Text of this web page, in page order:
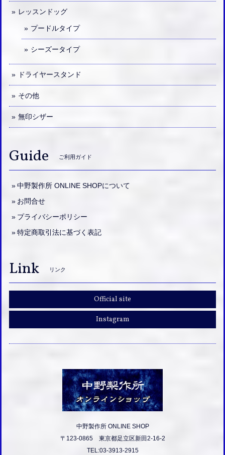
レッスンドッグ
プードルタイプ
シーズータイプ
ドライヤースタンド
その他
無印シザー
Guide ご利用ガイド
中野製作所 ONLINE SHOPについて
お問合せ
プライバシーポリシー
特定商取引法に基づく表記
Link リンク
Official site
Instagram
中野製作所 ONLINE SHOP
〒123-0865 東京都足立区新田2-16-2
TEL:03-3913-2915